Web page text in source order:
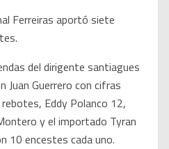
Ferreiras aportó siete
del dirigente santiagues
Juan Guerrero con cifras
Eddy Polanco 12,
y el importado Tyran
10 encestes cada uno.